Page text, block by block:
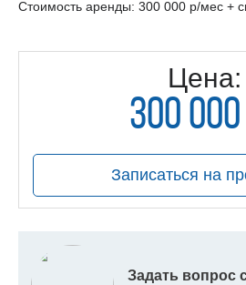
Стоимость аренды: 300 000 р/мес +
Цена:
300 000
руб.
Записаться на
Задать вопрос